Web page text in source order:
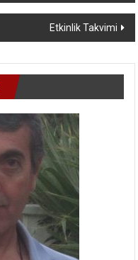
Etkinlik Takvimi